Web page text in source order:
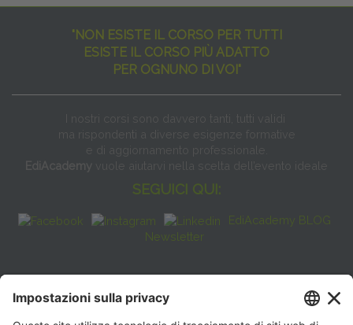
"NON ESISTE IL CORSO PER TUTTI
ESISTE IL CORSO PIÙ ADATTO
PER OGNUNO DI VOI"
I nostri corsi sono davvero tanti, tutti validi
ma rispondenti a diverse esigenze formative
e di aggiornamento professionale.
EdiAcademy vuole aiutarvi nella scelta dell’evento ideale
SEGUICI QUI:
EdiAcademy BLOG
Newsletter
FAQ